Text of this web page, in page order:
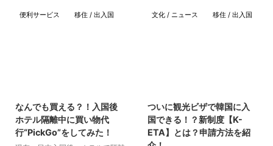
初から韓国語教室に通い始めたの
料で見れるYoutubeで、韓国語に
関する講義を見漁りました。 そ
こで、インフルエンサーが勉強法
まとめを発信しているものではな
のNUNです。 2週間も家で引きこ
国日が7月25日だったので、7月
中は、とにかく最後に会える友人
と会うこと、荷物準備、出国前の
手続きをすることで忙しく過ごし
便利サービス 移住 / 出入国
なんでも買える？！入国後
ホテル隔離中に買い物代
行“PickGo”をしてみた！
文化 / ニュース 移住 / 出入国
ついに観光ビザで韓国に入
国できる！？新制度【K-
ETA】とは？申請方法を紹